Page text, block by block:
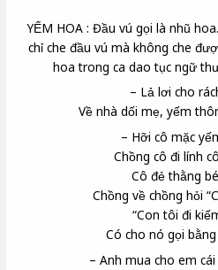
YẾM HOA : Đầu vú gọi là nhũ
chỉ che đầu vú mà không che
hoa trong ca dao tục ngữ
– Lả lơi cho
Về nhà dối mẹ, yếm
– Hỡi cô mặc
Chồng cô đi lính
Cô đẻ thằng
Chồng về chồng hỏi
“Con tôi đi
Có cho nó gọi
– Anh mua cho em